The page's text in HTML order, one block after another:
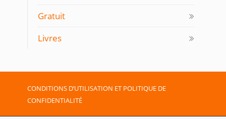
Gratuit
Livres
CONDITIONS D’UTILISATION ET POLITIQUE DE
CONFIDENTIALITÉ